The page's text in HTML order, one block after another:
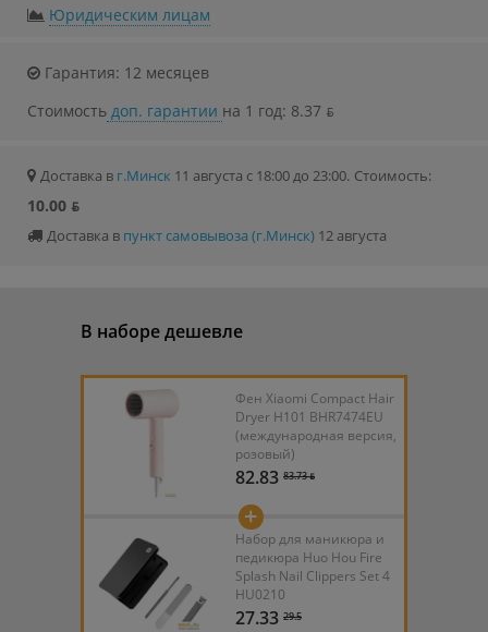
Юридическим лицам
Гарантия: 12 месяцев
Стоимость доп. гарантии на 1 год: 8.37 ƃ
Доставка в г.Минск 11 августа с 18:00 до 23:00. Стоимость:
10.00 ƃ
Доставка в пункт самовывоза (г.Минск) 12 августа
В наборе дешевле
Фен Xiaomi Compact Hair
Dryer H101 BHR7474EU
(международная версия,
розовый)
82.83 83.73 ƃ
+
Набор для маникюра и
педикюра Huo Hou Fire
Splash Nail Clippers Set 4
HU0210
27.33 29.5